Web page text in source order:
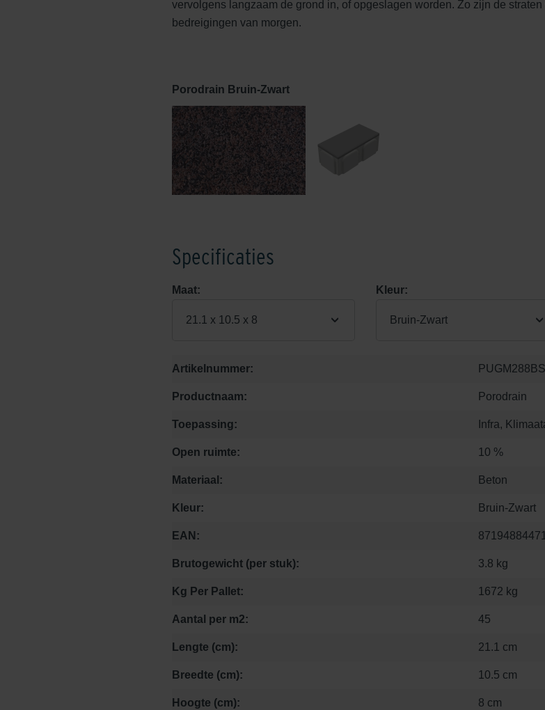
vervolgens langzaam de grond in, of opgeslagen worden. Zo zijn de
bedreigingen van morgen.
Porodrain Bruin-Zwart
Specificaties
Maat:
21.1 x 10.5 x 8
Kleur:
Bruin-Zwart
Artikelnummer:
Productnaam: Porodrain
Toepassing: Infra,
Open ruimte: 10 %
Materiaal: Beton
Kleur: Bruin-Zwart
EAN:
Brutogewicht (per stuk): 3.8 kg
Kg Per Pallet: 1672 kg
Aantal per m2: 45
Lengte (cm): 21.1 cm
Breedte (cm): 10.5 cm
Hoogte (cm): 8 cm